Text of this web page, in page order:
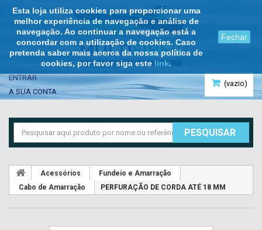
Esta loja utiliza cookies para proporcionar uma
melhor experiência de navegação e análise de
navegação. Ao continuar a navegação está a
concordar com a utilização de cookies. Caso
pretenda saber mais acerca da nossa política de
cookies, por favor siga este link.
Fechar
(vazio)
ENTRAR
A SUA CONTA
PESQUISAR
Acessórios
Fundeio e Amarração
Cabo de Amarração
PERFURAÇÃO DE CORDA ATÉ 18 MM